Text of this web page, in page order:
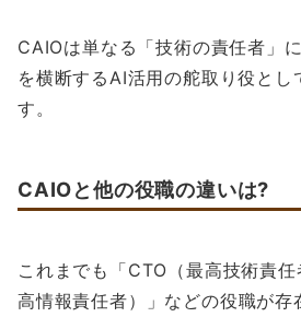
CAIOは単なる「技術の責任者」
を横断するAI活用の舵取り役とし
す。
CAIOと他の役職の違いは?
これまでも「CTO（最高技術責
高情報責任者）」などの役職が存